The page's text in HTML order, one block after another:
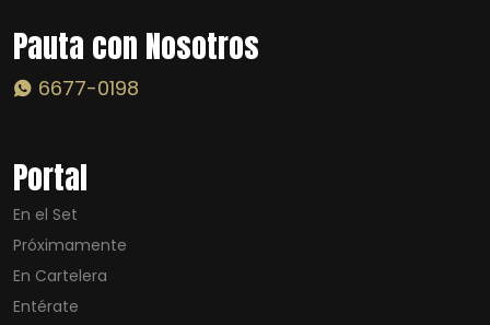
Pauta con Nosotros
6677-0198
Portal
En el Set
Próximamente
En Cartelera
Entérate